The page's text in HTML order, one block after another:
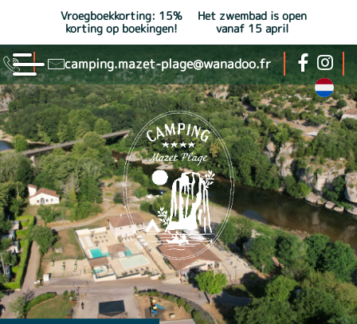
Vroegboekkorting: 15%
korting op boekingen!
Het zwembad is open
vanaf 15 april
camping.mazet-plage@wanadoo.fr